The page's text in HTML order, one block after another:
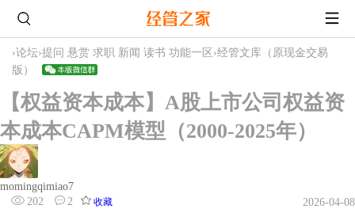
›论坛›提问 悬赏 求职 新闻 读书 功能一区 ›经管文库（原现金交易
版）
【权益资本成本】A股上市公司权益资
本成本CAPM模型（2000-2025年）
momingqimiao7
202
2 收藏 2026-04-08